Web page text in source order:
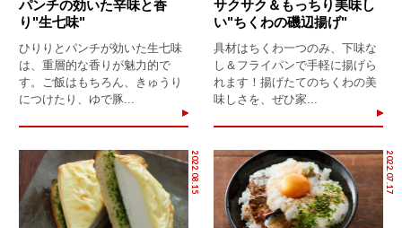
パンチの効いた辛味と香
り"生七味"
ひりりとパンチが効いた生七味
は、重層的な香りが魅力的で
す。ご飯はもちろん、きゅうり
につけたり、ゆで豚...
サクサク＆もっちり美味し
い"ちくわの磯辺揚げ"
具材はちくわ一つのみ、下味な
し＆フライパンで手軽に揚げら
れます！揚げたてのちくわの美
味しさを、ぜひ家...
2022.08.15 2022.07.17